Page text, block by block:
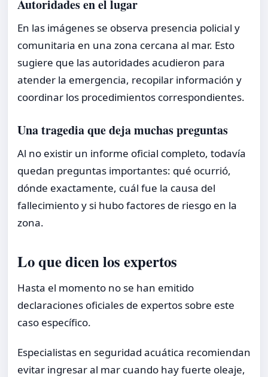
Autoridades en el lugar
En las imágenes se observa presencia policial y
comunitaria en una zona cercana al mar. Esto
sugiere que las autoridades acudieron para
atender la emergencia, recopilar información y
coordinar los procedimientos correspondientes.
Una tragedia que deja muchas preguntas
Al no existir un informe oficial completo, todavía
quedan preguntas importantes: qué ocurrió,
dónde exactamente, cuál fue la causa del
fallecimiento y si hubo factores de riesgo en la
zona.
Lo que dicen los expertos
Hasta el momento no se han emitido
declaraciones oficiales de expertos sobre este
caso específico.
Especialistas en seguridad acuática recomiendan
evitar ingresar al mar cuando hay fuerte oleaje,